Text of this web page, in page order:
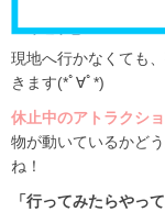
現地へ行かなくても
きます(*ﾟ∀ﾟ*)
休止中のアトラクシ
物が動いているかど
ね！
「行ってみたらやっ